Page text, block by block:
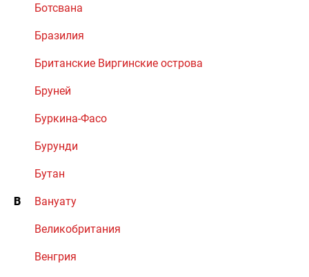
Ботсвана
Бразилия
Британские Виргинские острова
Бруней
Буркина-Фасо
Бурунди
Бутан
В Вануату
Великобритания
Венгрия